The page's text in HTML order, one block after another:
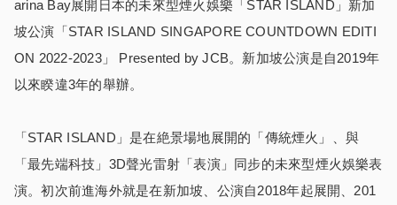
arina Bay展開日本的未來型煙火娛樂「STAR ISLAND」新加
坡公演「STAR ISLAND SINGAPORE COUNTDOWN EDITI
ON 2022-2023」 Presented by JCB。新加坡公演是自2019年
以來睽違3年的舉辦。
「STAR ISLAND」是在絶景場地展開的「傳統煙火」、與
「最先端科技」3D聲光雷射「表演」同步的未來型煙火娛樂表
演。初次前進海外就是在新加坡、公演自2018年起展開、201